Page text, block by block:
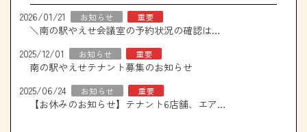
2026/01/21 お知らせ 重要
＼南の駅やえせ会議室の予約状況の確認はこちら！／
2025/12/01
お知らせ 重要
南の駅やえせテナント募集のお知らせ
2025/06/24
お知らせ 重要
【お休みのお知らせ】テナント6店舗、エアコン取り換え工事について